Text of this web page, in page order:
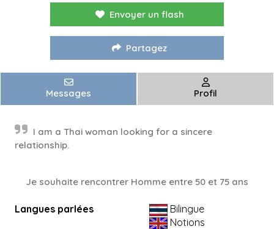
Envoyer un flash
Partagez
Messages Profil
I am a Thai woman looking for a sincere
relationship.
Je souhaite rencontrer Homme entre 50 et 75 ans
Langues parlées
Bilingue
Notions